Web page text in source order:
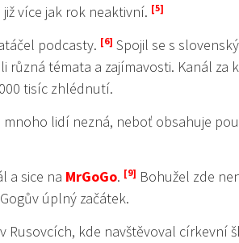
více jak rok neaktivní.
podcasty.
Spojil se s
různá témata a zajímavosti. Kanál za
tisíc zhlédnutí.
lidí nezná, neboť obsahuje
a sice na MrGoGo.
Bohužel zde
úplný začátek.
Rusovcích, kde navštěvoval církevní